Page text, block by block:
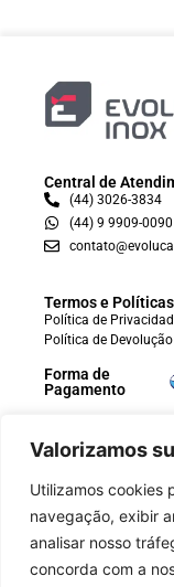
Valorizamos
Utilizamos cookies
navegação, exibir
analisar nosso
concorda com a
Central de
(44) 3026-3834
(44) 9 9909-0090
Termos e Políticas
Política de
Política de
Forma de
Pagamento